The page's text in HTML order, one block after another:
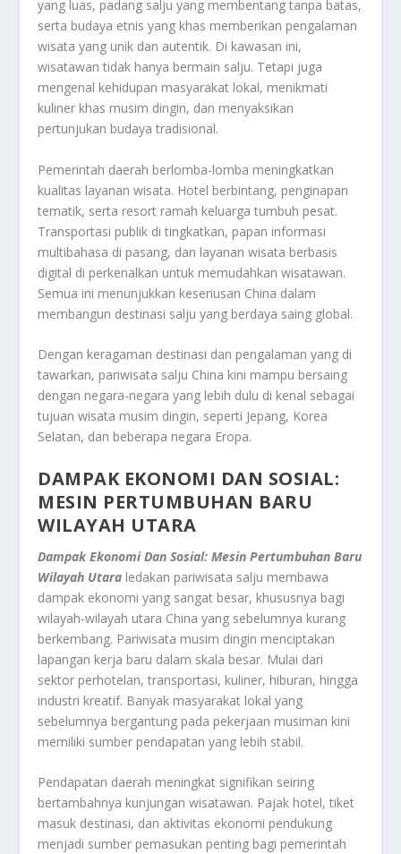
yang luas, padang salju yang membentang tanpa batas,
serta budaya etnis yang khas memberikan pengalaman
wisata yang unik dan autentik. Di kawasan ini,
wisatawan tidak hanya bermain salju. Tetapi juga
mengenal kehidupan masyarakat lokal, menikmati
kuliner khas musim dingin, dan menyaksikan
pertunjukan budaya tradisional.
Pemerintah daerah berlomba-lomba meningkatkan
kualitas layanan wisata. Hotel berbintang, penginapan
tematik, serta resort ramah keluarga tumbuh pesat.
Transportasi publik di tingkatkan, papan informasi
multibahasa di pasang, dan layanan wisata berbasis
digital di perkenalkan untuk memudahkan wisatawan.
Semua ini menunjukkan keseriusan China dalam
membangun destinasi salju yang berdaya saing global.
Dengan keragaman destinasi dan pengalaman yang di
tawarkan, pariwisata salju China kini mampu bersaing
dengan negara-negara yang lebih dulu di kenal sebagai
tujuan wisata musim dingin, seperti Jepang, Korea
Selatan, dan beberapa negara Eropa.
DAMPAK EKONOMI DAN SOSIAL:
MESIN PERTUMBUHAN BARU
WILAYAH UTARA
Dampak Ekonomi Dan Sosial: Mesin Pertumbuhan Baru
Wilayah Utara ledakan pariwisata salju membawa
dampak ekonomi yang sangat besar, khususnya bagi
wilayah-wilayah utara China yang sebelumnya kurang
berkembang. Pariwisata musim dingin menciptakan
lapangan kerja baru dalam skala besar. Mulai dari
sektor perhotelan, transportasi, kuliner, hiburan, hingga
industri kreatif. Banyak masyarakat lokal yang
sebelumnya bergantung pada pekerjaan musiman kini
memiliki sumber pendapatan yang lebih stabil.
Pendapatan daerah meningkat signifikan seiring
bertambahnya kunjungan wisatawan. Pajak hotel, tiket
masuk destinasi, dan aktivitas ekonomi pendukung
menjadi sumber pemasukan penting bagi pemerintah